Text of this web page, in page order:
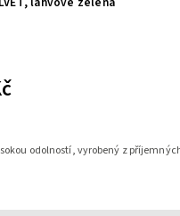
odolností, vyrobený z